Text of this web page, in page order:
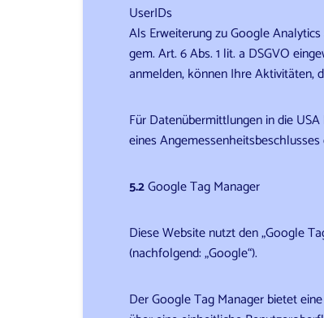
UserIDs
Als Erweiterung zu Google
gem. Art. 6 Abs. 1 lit. a DSGVO
anmelden, können Ihre Aktivitäten,
Für Datenübermittlungen in die
eines
5.2Google Tag Manager
Diese Website nutzt den „Google
(nachfolgend: „Google“).
Der Google Tag Manager bietet